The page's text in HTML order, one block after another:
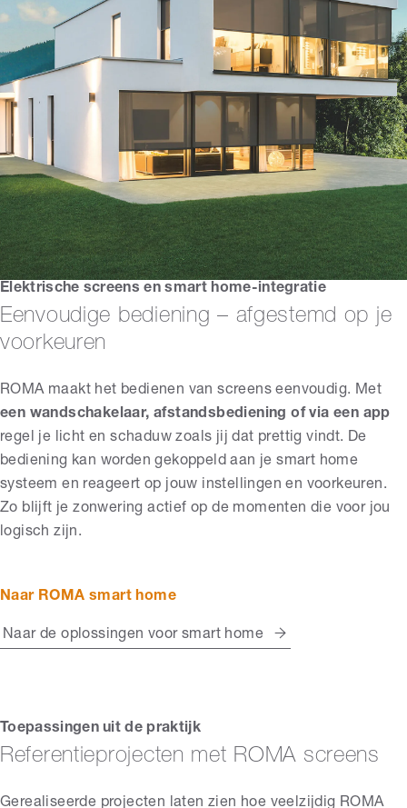
Elektrische screens en smart home-integratie
Eenvoudige bediening – afgestemd op je
voorkeuren
ROMA maakt het bedienen van screens eenvoudig. Met
een wandschakelaar, afstandsbediening of via een app
regel je licht en schaduw zoals jij dat prettig vindt. De
bediening kan worden gekoppeld aan je smart home
systeemen reageert op jouw instellingen en voorkeuren.
Zo blijft je zonwering actief op de momenten die voor jou
logisch zijn.
Naar ROMA smart home
Naar de oplossingen voor smart home
Toepassingen uit de praktijk
Referentieprojecten met ROMA screens
Gerealiseerde projecten laten zien hoe veelzijdig ROMA